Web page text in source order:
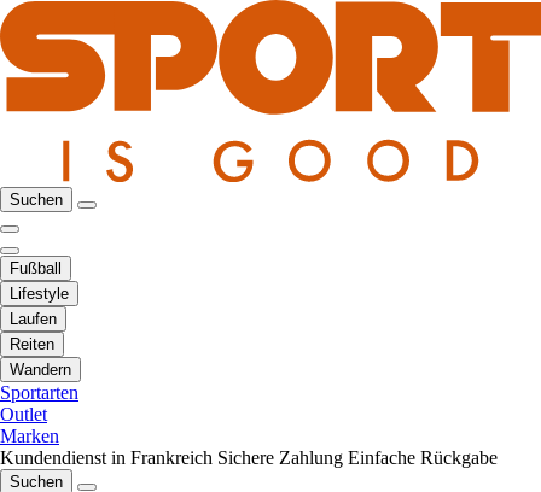
Suchen
Fußball
Lifestyle
Laufen
Reiten
Wandern
Sportarten
Outlet
Marken
Kundendienst in Frankreich Sichere Zahlung Einfache Rückgabe
Suchen